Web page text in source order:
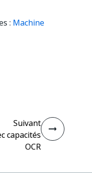
: Machine
Suivant
capacités
OCR